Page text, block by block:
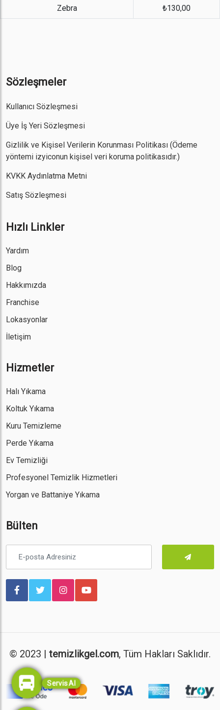
Zebra ₺130,00
Sözleşmeler
Kullanıcı Sözleşmesi
Üye İş Yeri Sözleşmesi
Gizlilik ve Kişisel Verilerin Korunması Politikası (Ödeme
yöntemi izyiconun kişisel veri koruma politikasıdır.)
KVKK Aydınlatma Metni
Satış Sözleşmesi
Hızlı Linkler
Yardım
Blog
Hakkımızda
Franchise
Lokasyonlar
İletişim
Hizmetler
Halı Yıkama
Koltuk Yıkama
Kuru Temizleme
Perde Yıkama
Ev Temizliği
Profesyonel Temizlik Hizmetleri
Yorgan ve Battaniye Yıkama
Bülten
© 2023 | temizlikgel.com, Tüm Hakları Saklıdır.
Servis Al